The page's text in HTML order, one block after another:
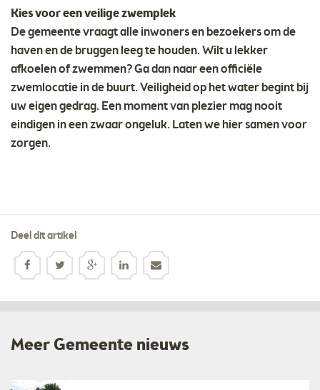
Kies voor een veilige zwemplek
De gemeente vraagt alle inwoners en bezoekers om de
haven en de bruggen leeg te houden. Wilt u lekker
afkoelen of zwemmen? Ga dan naar een officiële
zwemlocatie in de buurt. Veiligheid op het water begint bij
uw eigen gedrag. Een moment van plezier mag nooit
eindigen in een zwaar ongeluk. Laten we hier samen voor
zorgen.
Deel dit artikel
Meer Gemeente nieuws